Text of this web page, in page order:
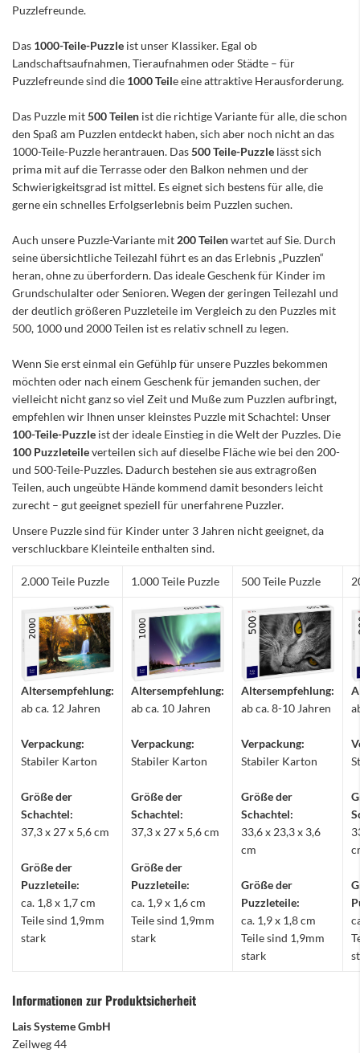
Puzzlefreunde.
Das 1000-Teile-Puzzle ist unser Klassiker. Egal ob
Landschaftsaufnahmen, Tieraufnahmen oder Städte – für
Puzzlefreunde sind die 1000 Teile eine attraktive Herausforderung.
Das Puzzle mit500 Teilen ist die richtige Variante für alle, die schon
den Spaß am Puzzlen entdeckt haben, sich aber noch nicht an das
1000-Teile-Puzzle herantrauen. Das500 Teile-Puzzle lässt sich
prima mit auf die Terrasse oder den Balkon nehmen und der
Schwierigkeitsgrad ist mittel. Es eignet sich bestens für alle, die
gerne ein schnelles Erfolgserlebnis beim Puzzlen suchen.
Auch unsere Puzzle-Variante mit 200 Teilenwartet auf Sie. Durch
seine übersichtliche Teilezahl führt es an das Erlebnis „Puzzlen“
heran, ohne zu überfordern. Das ideale Geschenk für Kinder im
Grundschulalter oder Senioren. Wegen der geringen Teilezahl und
der deutlich größeren Puzzleteile im Vergleich zu den Puzzles mit
500, 1000 und 2000 Teilen ist es relativ schnell zu legen.
Wenn Sie erst einmal ein Gefühlp für unsere Puzzles bekommen
möchten oder nach einem Geschenk für jemanden suchen, der
vielleicht nicht ganz so viel Zeit und Muße zum Puzzlen aufbringt,
empfehlen wir Ihnen unser kleinstes Puzzle mit Schachtel: Unser
100-Teile-Puzzle ist der ideale Einstieg in die Welt der Puzzles. Die
100 Puzzleteileverteilen sich auf dieselbe Fläche wie bei den 200-
und 500-Teile-Puzzles. Dadurch bestehen sie aus extragroßen
Teilen, auch ungeübte Hände kommend damit besonders leicht
zurecht – gut geeignet speziell für unerfahrene Puzzler.
Unsere Puzzle sind für Kinder unter 3 Jahren nicht geeignet, da
verschluckbare Kleinteile enthalten sind.
2.000 Teile Puzzle 1.000 Teile Puzzle 500 Teile Puzzle
Altersempfehlung:
ab ca. 12 Jahren
Verpackung:
Stabiler Karton
Größe der
Schachtel:
37,3 x 27 x 5,6 cm
Größe der
Puzzleteile:
ca. 1,8 x 1,7 cm
Teile sind 1,9mm
stark
Altersempfehlung:
ab ca. 10 Jahren
Verpackung:
Stabiler Karton
Größe der
Schachtel:
37,3 x 27 x 5,6 cm
Größe der
Puzzleteile:
ca. 1,9 x 1,6 cm
Teile sind 1,9mm
stark
Altersempfehlung:
ab ca. 8-10 Jahren
Verpackung:
Stabiler Karton
Größe der
Schachtel:
33,6 x 23,3 x 3,6
cm
Größe der
Puzzleteile:
ca. 1,9 x 1,8 cm
Teile sind 1,9mm
stark
Informationen zur Produktsicherheit
Lais Systeme GmbH
Zeilweg 44